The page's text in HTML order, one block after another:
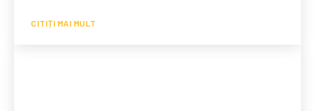
CITIȚI MAI MULT